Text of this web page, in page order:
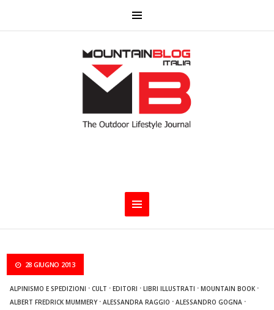
28 GIUGNO 2013
ALPINISMO E SPEDIZIONI ·CULT ·EDITORI ·LIBRI ILLUSTRATI ·MOUNTAIN BOOK ·
ALBERT FREDRICK MUMMERY·ALESSANDRA RAGGIO ·ALESSANDRO GOGNA ·